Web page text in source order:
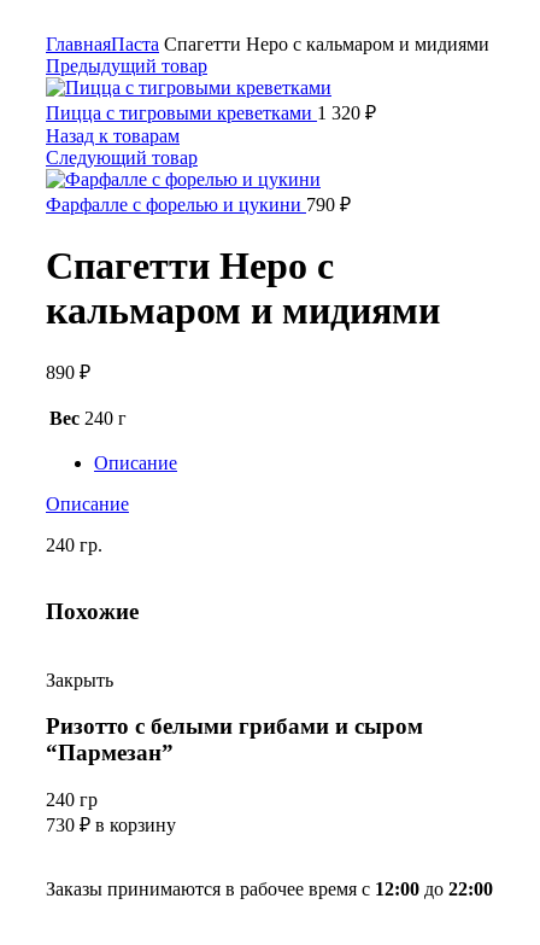
ГлавнаяПаста Спагетти Неро с кальмаром и мидиями
Предыдущий товар
Пицца с тигровыми креветками 1 320 ₽
Назад к товарам
Следующий товар
Фарфалле с форелью и цукини 790 ₽
Спагетти Неро с
кальмаром и мидиями
890 ₽
Вес 240 г
Описание
Описание
240 гр.
Похожие
Закрыть
Ризотто с белыми грибами и сыром
“Пармезан”
240 гр
730 ₽ в корзину
Заказы принимаются в рабочее время с 12:00 до 22:00